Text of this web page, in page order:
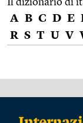
A B C D E
R S T U V